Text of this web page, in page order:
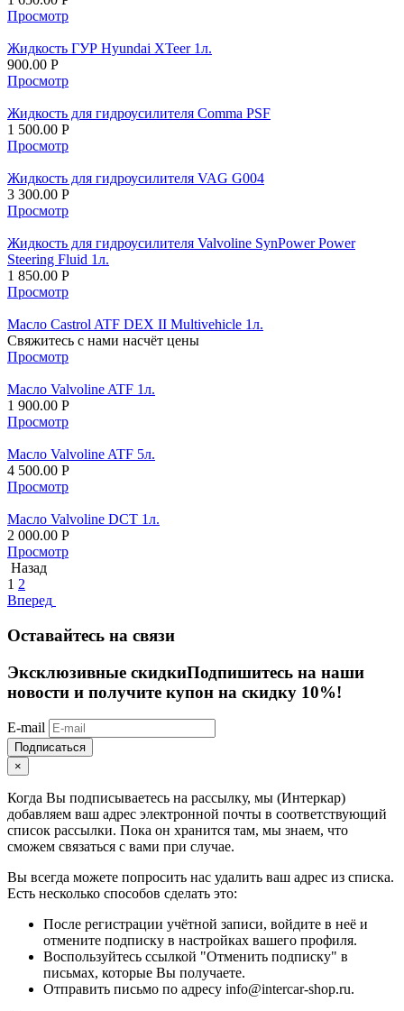
Просмотр
Жидкость ГУР Hyundai XTeer 1л.
900.00 Р
Просмотр
Жидкость для гидроусилителя Comma PSF
1 500.00 Р
Просмотр
Жидкость для гидроусилителя VAG G004
3 300.00 Р
Просмотр
Жидкость для гидроусилителя Valvoline SynPower Power
Steering Fluid 1л.
1 850.00 Р
Просмотр
Масло Castrol ATF DEX II Multivehicle 1л.
Свяжитесь с нами насчёт цены
Просмотр
Масло Valvoline ATF 1л.
1 900.00 Р
Просмотр
Масло Valvoline ATF 5л.
4 500.00 Р
Просмотр
Масло Valvoline DCT 1л.
2 000.00 Р
Просмотр
Назад
1 2
Вперед
Оставайтесь на связи
Эксклюзивные скидкиПодпишитесь на наши
новости и получите купон на скидку 10%!
E-mail
Подписаться
×
Когда Вы подписываетесь на рассылку, мы (Интеркар)
добавляем ваш адрес электронной почты в соответствующий
список рассылки. Пока он хранится там, мы знаем, что
сможем связаться с вами при случае.
Вы всегда можете попросить нас удалить ваш адрес из списка.
Есть несколько способов сделать это:
После регистрации учётной записи, войдите в неё и
отмените подписку в настройках вашего профиля.
Воспользуйтесь ссылкой "Отменить подписку" в
письмах, которые Вы получаете.
Отправить письмо по адресу info@intercar-shop.ru.